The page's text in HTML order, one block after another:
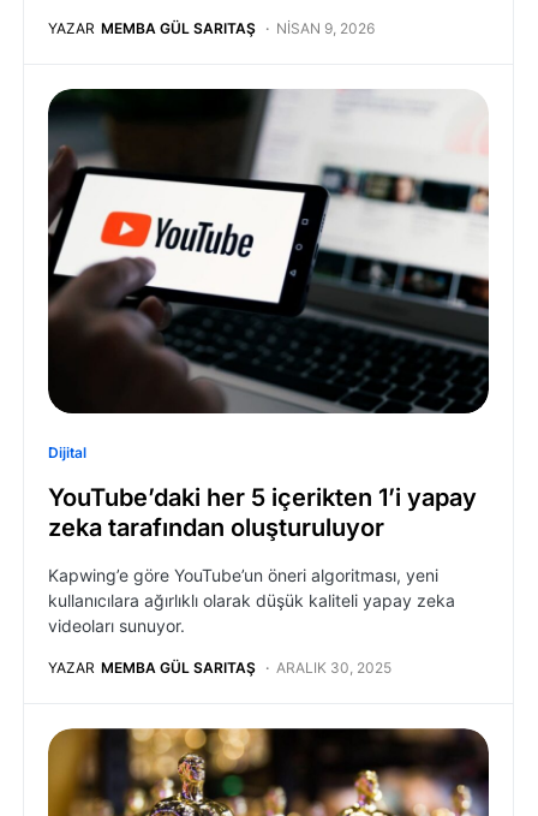
YAZAR MEMBA GÜL SARITAŞ NISAN 9, 2026
Dijital
YouTube’daki her 5 içerikten 1’i yapay
zeka tarafından oluşturuluyor
Kapwing’e göre YouTube’un öneri algoritması, yeni
kullanıcılara ağırlıklı olarak düşük kaliteli yapay zeka
videoları sunuyor.
YAZAR MEMBA GÜL SARITAŞ ARALIK 30, 2025